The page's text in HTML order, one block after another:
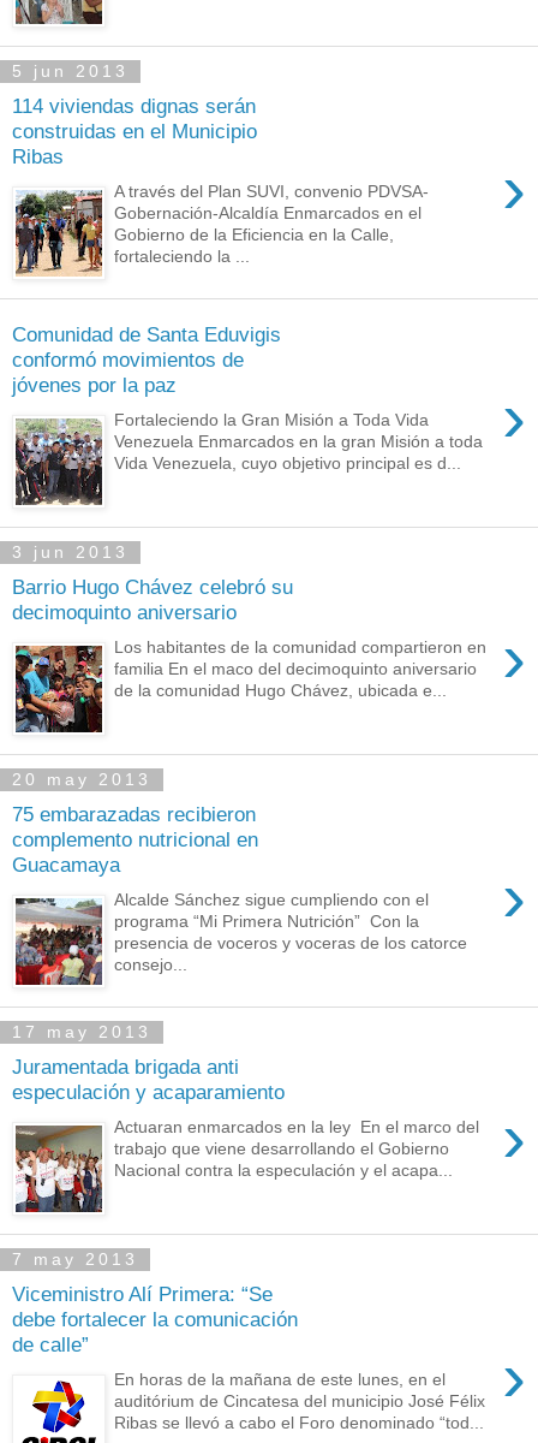
5 jun 2013
114 viviendas dignas serán
construidas en el Municipio
Ribas
›
A través del Plan SUVI, convenio PDVSA-
Gobernación-Alcaldía Enmarcados en el
Gobierno de la Eficiencia en la Calle,
fortaleciendo la ...
Comunidad de Santa Eduvigis
conformó movimientos de
jóvenes por la paz
›
Fortaleciendo la Gran Misión a Toda Vida
Venezuela Enmarcados en la gran Misión a toda
Vida Venezuela, cuyo objetivo principal es d...
3 jun 2013
Barrio Hugo Chávez celebró su
decimoquinto aniversario
›
Los habitantes de la comunidad compartieron en
familia En el maco del decimoquinto aniversario
de la comunidad Hugo Chávez, ubicada e...
20 may 2013
75 embarazadas recibieron
complemento nutricional en
Guacamaya
›
Alcalde Sánchez sigue cumpliendo con el
programa “Mi Primera Nutrición” Con la
presencia de voceros y voceras de los catorce
consejo...
17 may 2013
Juramentada brigada anti
especulación y acaparamiento
›
Actuaran enmarcados en la ley En el marco del
trabajo que viene desarrollando el Gobierno
Nacional contra la especulación y el acapa...
7 may 2013
Viceministro Alí Primera: “Se
debe fortalecer la comunicación
de calle”
›
En horas de la mañana de este lunes, en el
auditórium de Cincatesa del municipio José Félix
Ribas se llevó a cabo el Foro denominado “tod...